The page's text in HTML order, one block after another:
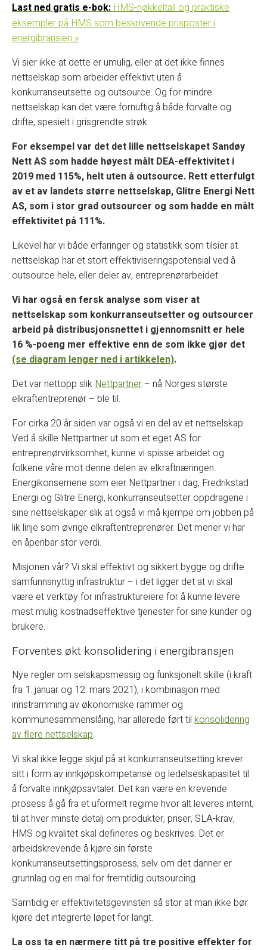
Last ned gratis e-bok:HMS-nøkkeltall og praktiske
eksempler på HMS som beskrivende prisposter i
energibransjen »
Vi sier ikke at dette er umulig, eller at det ikke finnes
nettselskap som arbeider effektivt uten å
konkurranseutsette og outsource. Og for mindre
nettselskap kan det være fornuftig å både forvalte og
drifte, spesielt i grisgrendte strøk.
For eksempel var det det lille nettselskapet Sandøy
Nett AS som hadde høyest målt DEA-effektivitet i
2019 med 115%, helt uten å outsource. Rett etterfulgt
av et av landets større nettselskap, Glitre Energi Nett
AS, som i stor grad outsourcer og som hadde en målt
effektivitet på 111%.
Likevel har vi både erfaringer og statistikk som tilsier at
nettselskap har et stort effektiviseringspotensial ved å
outsource hele, eller deler av, entreprenørarbeidet.
Vi har også en fersk analyse som viser at
nettselskap som konkurranseutsetter og outsourcer
arbeid på distribusjonsnettet i gjennomsnitt er hele
16 %-poeng mer effektive enn de som ikke gjør det
(se diagram lenger ned i artikkelen).
Det var nettopp slikNettpartner– nå Norges største
elkraftentreprenør – ble til.
For cirka 20 år siden var også vi en del av et nettselskap.
Ved å skille Nettpartner ut som et eget AS for
entreprenørvirksomhet, kunne vi spisse arbeidet og
folkene våre mot denne delen av elkraftnæringen.
Energikonsernene som eier Nettpartner i dag, Fredrikstad
Energi og Glitre Energi, konkurranseutsetter oppdragene i
sine nettselskaper slik at også vi må kjempe om jobben på
lik linje som øvrige elkraftentreprenører. Det mener vi har
en åpenbar stor verdi.
Misjonen vår? Vi skal effektivt og sikkert bygge og drifte
samfunnsnyttig infrastruktur – i det ligger det at vi skal
være et verktøy for infrastruktureiere for å kunne levere
mest mulig kostnadseffektive tjenester for sine kunder og
brukere.
Forventes økt konsolidering i energibransjen
Nye regler om selskapsmessig og funksjonelt skille (i kraft
fra 1. januar og 12. mars 2021), i kombinasjon med
innstramming av økonomiske rammer og
kommunesammenslåing, har allerede ført til konsolidering
av flere nettselskap.
Vi skal ikke legge skjul på at konkurranseutsetting krever
sitt i form av innkjøpskompetanse og ledelseskapasitet til
å forvalte innkjøpsavtaler. Det kan være en krevende
prosess å gå fra et uformelt regime hvor alt leveres internt,
til at hver minste detalj om produkter, priser, SLA-krav,
HMS og kvalitet skal defineres og beskrives. Det er
arbeidskrevende å kjøre sin første
konkurranseutsettingsprosess, selv om det danner er
grunnlag og en mal for fremtidig outsourcing.
Samtidig er effektivitetsgevinsten så stor at man ikke bør
kjøre det integrerte løpet for langt.
La oss ta en nærmere titt på tre positive effekter for